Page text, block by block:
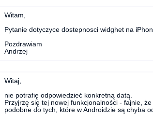
Witam,
Pytanie dotyczyce dostepnosci widghet na
Pozdrawiam
Andrzej
Witaj,
nie potrafię odpowiedzieć konkretną datą.
Przyjrzę się tej nowej funkcjonalności - fajnie,
podobne do tych, które w Androidzie są chyba